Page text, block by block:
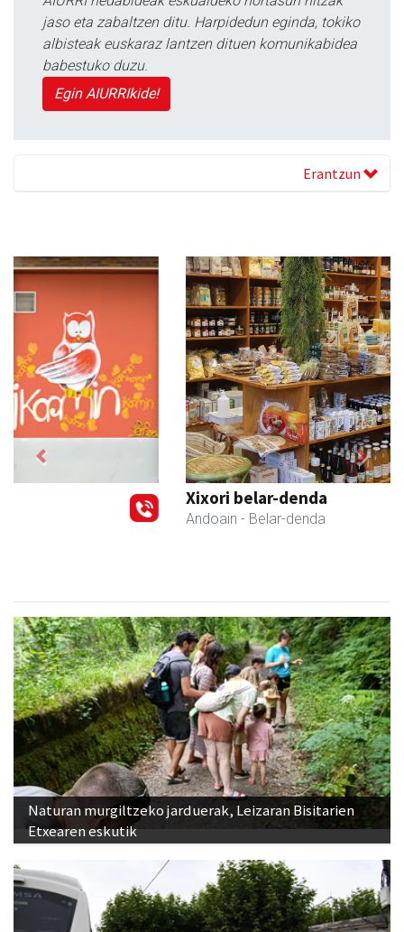
jaso eta zabaltzen ditu. Harpidedun eginda, tokiko
albisteak euskaraz lantzen dituen komunikabidea
babestuko duzu.
Egin AIURRIkide!
Erantzun
Xixori belar-denda
- Belar-denda
Previous Next
Naturan murgiltzeko jarduerak, Leizaran Bisitarien
Etxearen eskutik